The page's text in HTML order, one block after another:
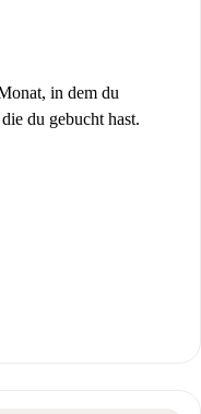
in dem du
du gebucht hast.